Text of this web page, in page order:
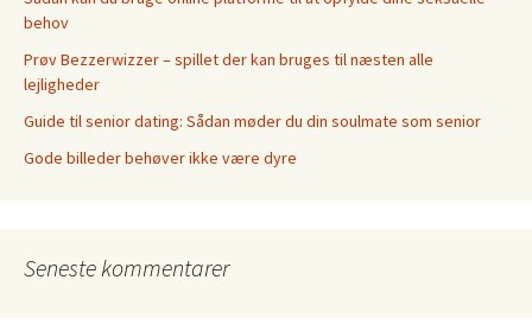
behov
Prøv Bezzerwizzer – spillet der kan bruges til næsten alle
lejligheder
Guide til senior dating: Sådan møder du din soulmate som senior
Gode billeder behøver ikke være dyre
Seneste kommentarer